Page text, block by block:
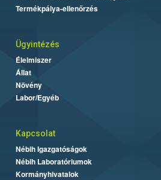
Termékpálya-ellenőrzés
Ügyintézés
Élelmiszer
Állat
Növény
Labor/Egyéb
Kapcsolat
Nébih Igazgatóságok
Nébih Laboratóriumok
Kormányhivatalok